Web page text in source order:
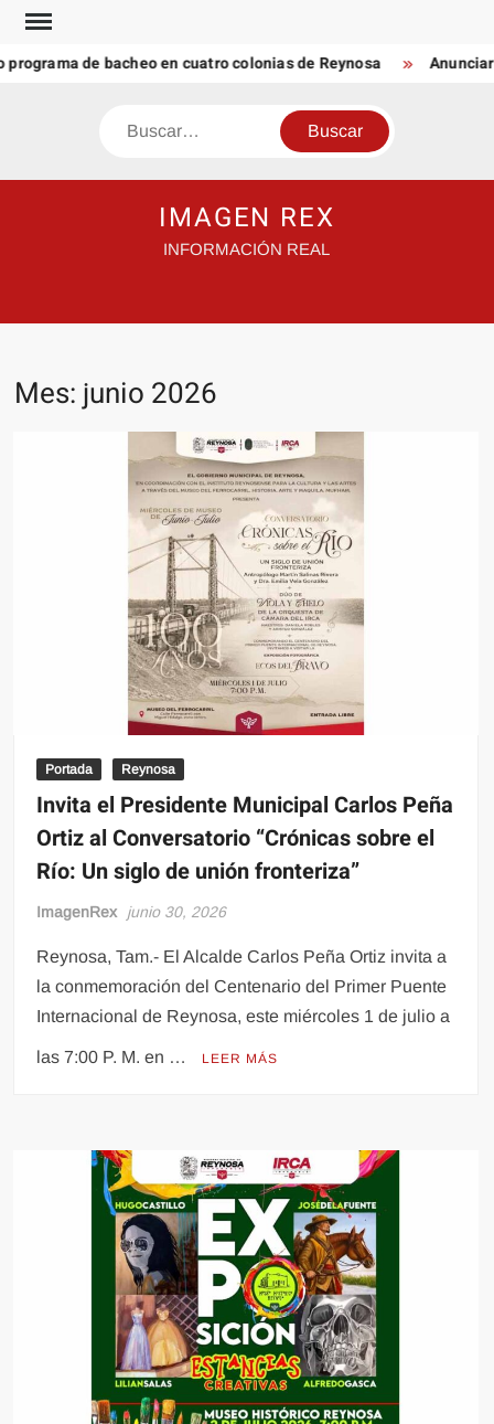
Saltar
contenidode bacheo en cuatro colonias de Reynosa Anunciaron
Buscar
IMAGEN REX
INFORMACIÓN REAL
Mes: junio 2026
Portada Reynosa
Invita el Presidente Municipal Carlos Peña
Ortiz al Conversatorio “Crónicas sobre el
Río: Un siglo de unión fronteriza”
ImagenRex junio 30, 2026
Reynosa, Tam.- El Alcalde Carlos Peña Ortiz invita a
la conmemoración del Centenario del Primer Puente
Internacional de Reynosa, este miércoles 1 de julio a
las 7:00 P. M. en … LEER MÁS